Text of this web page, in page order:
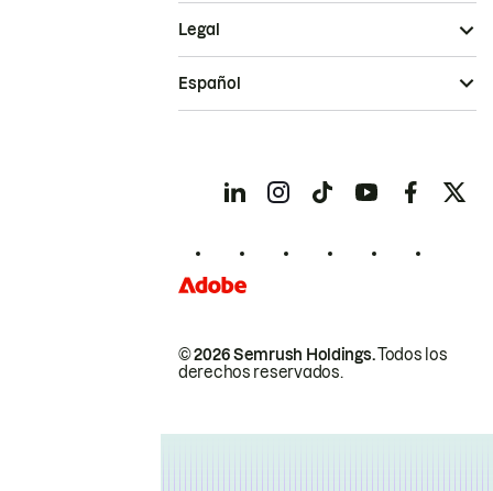
© 2026 Semrush Holdings.Todos los
derechos reservados.
Legal
Español